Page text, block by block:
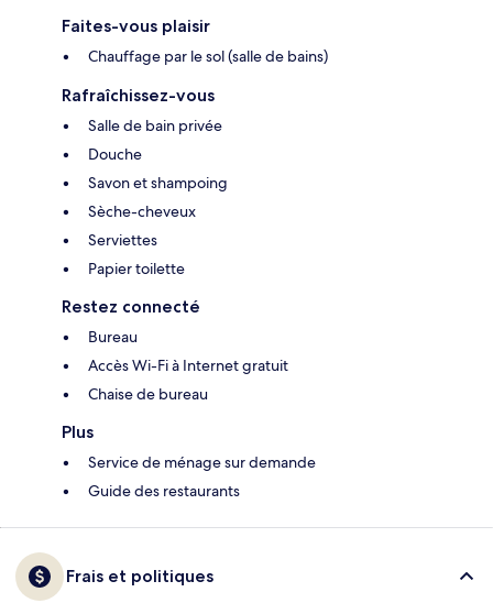
Faites-vous plaisir
Chauffage par le sol (salle de bains)
Rafraîchissez-vous
Salle de bain privée
Douche
Savon et shampoing
Sèche-cheveux
Serviettes
Papier toilette
Restez connecté
Bureau
Accès Wi-Fi à Internet gratuit
Chaise de bureau
Plus
Service de ménage sur demande
Guide des restaurants
Frais et politiques